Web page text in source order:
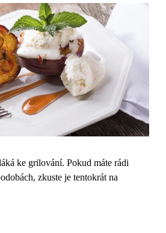
ke grilování. Pokud máte rádi
zkuste je tentokrát na